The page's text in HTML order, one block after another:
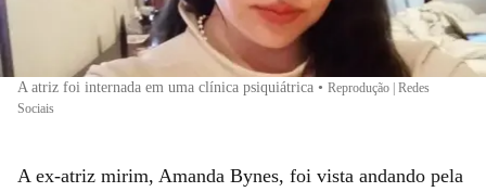
A atriz foi internada em uma clínica psiquiátrica • Reprodução | Redes
Sociais
A ex-atriz mirim, Amanda Bynes, foi vista andando pela